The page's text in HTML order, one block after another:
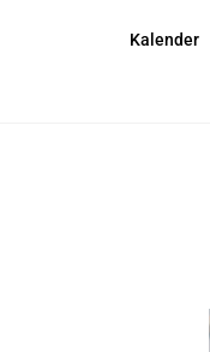
Kalender